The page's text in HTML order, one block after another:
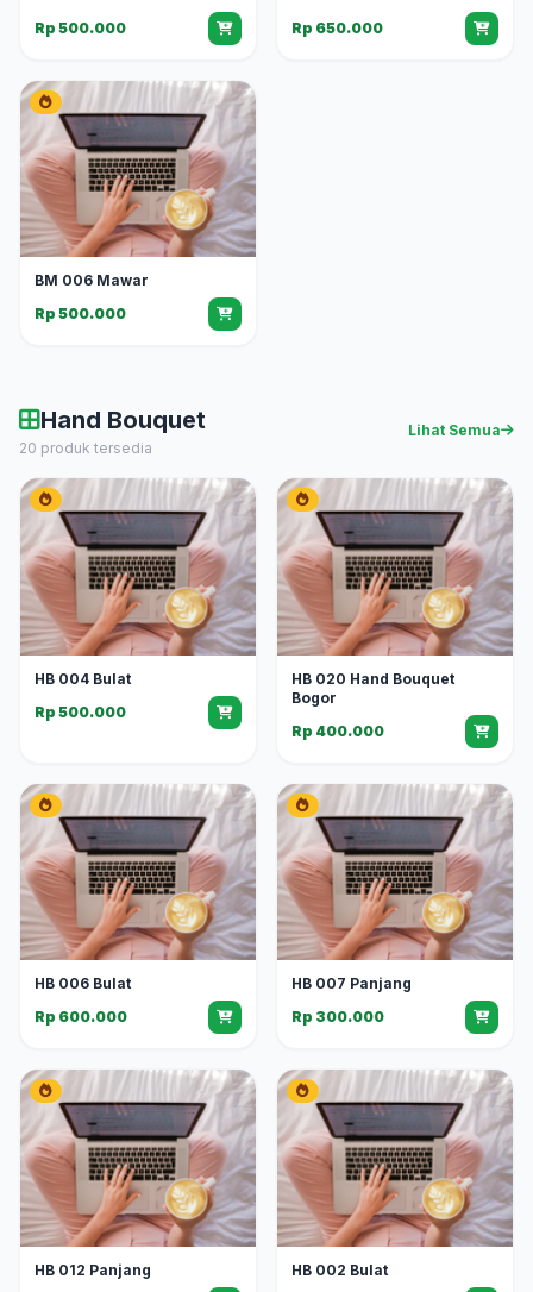
Rp 500.000
Rp 650.000
BM 006 Mawar
Rp 500.000
Hand Bouquet
20 produk tersedia
Lihat Semua
HB 004 Bulat
Rp 500.000
HB 020 Hand Bouquet
Bogor
Rp 400.000
HB 006 Bulat
Rp 600.000
HB 007 Panjang
Rp 300.000
HB 012 Panjang
HB 002 Bulat